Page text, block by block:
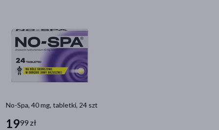
No-Spa, 40 mg, tabletki, 24 szt
1999 zł
Ból zatok
Kompresy żelowe
Ból głowy i migrena
Ból menstruacyjny
Ból zęba